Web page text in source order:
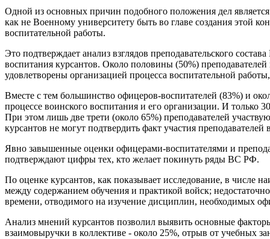
Одной из основных причин подобного положения дел
как не Военному университету быть во главе создания этой
воспитательной работы.
Это подтверждает анализ взглядов преподавательского
воспитания курсантов. Около половины (50%)
удовлетворены организацией процесса воспитательной
Вместе с тем большинство офицеров-воспитателей (83%) и
процессе воинского воспитания и его организации. И только
При этом лишь две трети (около 65%) преподавателей
курсантов не могут подтвердить факт участия
Явно завышенные оценки офицерами-воспитателями и
подтверждают цифры тех, кто желает покинуть ряды ВС РФ.
По оценке курсантов, как показывает исследование, в числе
между содержанием обучения и практикой войск;
времени, отводимого на изучение дисциплин, необходимых
Анализ мнений курсантов позволил выявить основные
взаимовыручки в коллективе - около 25%, отрыв от учебных